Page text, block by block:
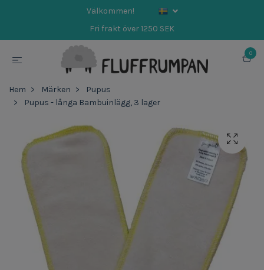
Välkommen!
Fri frakt över 1250 SEK
0
Hem Märken
Pupus
Pupus - långa Bambuinlägg, 3 lager